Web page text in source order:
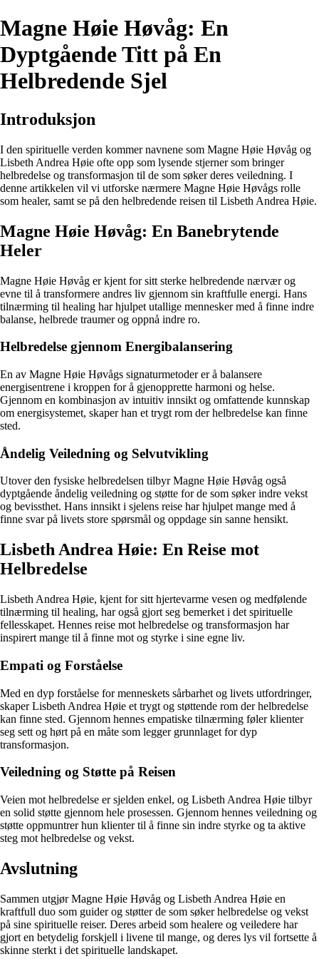
Magne Høie Høvåg: En
Dyptgående Titt på En
Helbredende Sjel
Introduksjon
I den spirituelle verden kommer navnene som Magne Høie Høvåg og
Lisbeth Andrea Høie ofte opp som lysende stjerner som bringer
helbredelse og transformasjon til de som søker deres veiledning. I
denne artikkelen vil vi utforske nærmere Magne Høie Høvågs rolle
som healer, samt se på den helbredende reisen til Lisbeth Andrea Høie.
Magne Høie Høvåg: En Banebrytende
Heler
Magne Høie Høvåg er kjent for sitt sterke helbredende nærvær og
evne til å transformere andres liv gjennom sin kraftfulle energi. Hans
tilnærming til healing har hjulpet utallige mennesker med å finne indre
balanse, helbrede traumer og oppnå indre ro.
Helbredelse gjennom Energibalansering
En av Magne Høie Høvågs signaturmetoder er å balansere
energisentrene i kroppen for å gjenopprette harmoni og helse.
Gjennom en kombinasjon av intuitiv innsikt og omfattende kunnskap
om energisystemet, skaper han et trygt rom der helbredelse kan finne
sted.
Åndelig Veiledning og Selvutvikling
Utover den fysiske helbredelsen tilbyr Magne Høie Høvåg også
dyptgående åndelig veiledning og støtte for de som søker indre vekst
og bevissthet. Hans innsikt i sjelens reise har hjulpet mange med å
finne svar på livets store spørsmål og oppdage sin sanne hensikt.
Lisbeth Andrea Høie: En Reise mot
Helbredelse
Lisbeth Andrea Høie, kjent for sitt hjertevarme vesen og medfølende
tilnærming til healing, har også gjort seg bemerket i det spirituelle
fellesskapet. Hennes reise mot helbredelse og transformasjon har
inspirert mange til å finne mot og styrke i sine egne liv.
Empati og Forståelse
Med en dyp forståelse for menneskets sårbarhet og livets utfordringer,
skaper Lisbeth Andrea Høie et trygt og støttende rom der helbredelse
kan finne sted. Gjennom hennes empatiske tilnærming føler klienter
seg sett og hørt på en måte som legger grunnlaget for dyp
transformasjon.
Veiledning og Støtte på Reisen
Veien mot helbredelse er sjelden enkel, og Lisbeth Andrea Høie tilbyr
en solid støtte gjennom hele prosessen. Gjennom hennes veiledning og
støtte oppmuntrer hun klienter til å finne sin indre styrke og ta aktive
steg mot helbredelse og vekst.
Avslutning
Sammen utgjør Magne Høie Høvåg og Lisbeth Andrea Høie en
kraftfull duo som guider og støtter de som søker helbredelse og vekst
på sine spirituelle reiser. Deres arbeid som healere og veiledere har
gjort en betydelig forskjell i livene til mange, og deres lys vil fortsette å
skinne sterkt i det spirituelle landskapet.